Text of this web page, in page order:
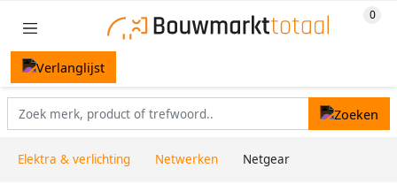
Elektra & verlichting Netwerken Netgear